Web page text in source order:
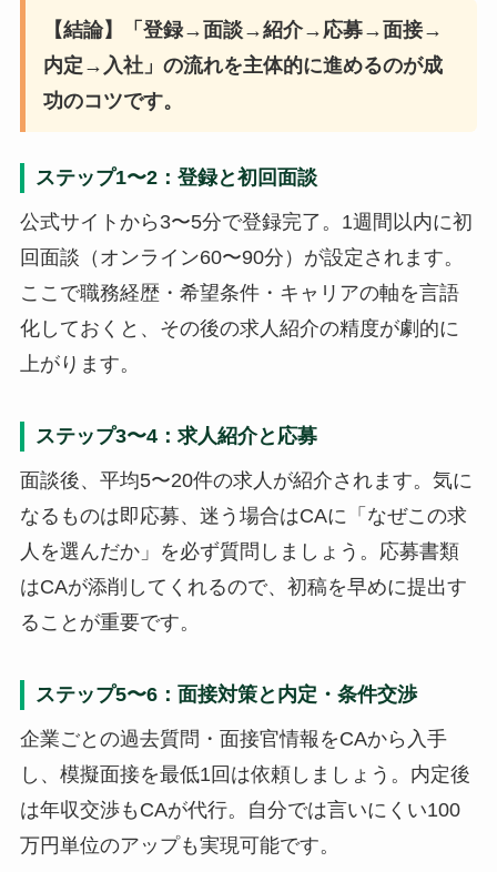
【結論】「登録→面談→紹介→応募→面接→
内定→入社」の流れを主体的に進めるのが成
功のコツです。
ステップ1〜2：登録と初回面談
公式サイトから3〜5分で登録完了。1週間以内に初
回面談（オンライン60〜90分）が設定されます。
ここで職務経歴・希望条件・キャリアの軸を言語
化しておくと、その後の求人紹介の精度が劇的に
上がります。
ステップ3〜4：求人紹介と応募
面談後、平均5〜20件の求人が紹介されます。気に
なるものは即応募、迷う場合はCAに「なぜこの求
人を選んだか」を必ず質問しましょう。応募書類
はCAが添削してくれるので、初稿を早めに提出す
ることが重要です。
ステップ5〜6：面接対策と内定・条件交渉
企業ごとの過去質問・面接官情報をCAから入手
し、模擬面接を最低1回は依頼しましょう。内定後
は年収交渉もCAが代行。自分では言いにくい100
万円単位のアップも実現可能です。